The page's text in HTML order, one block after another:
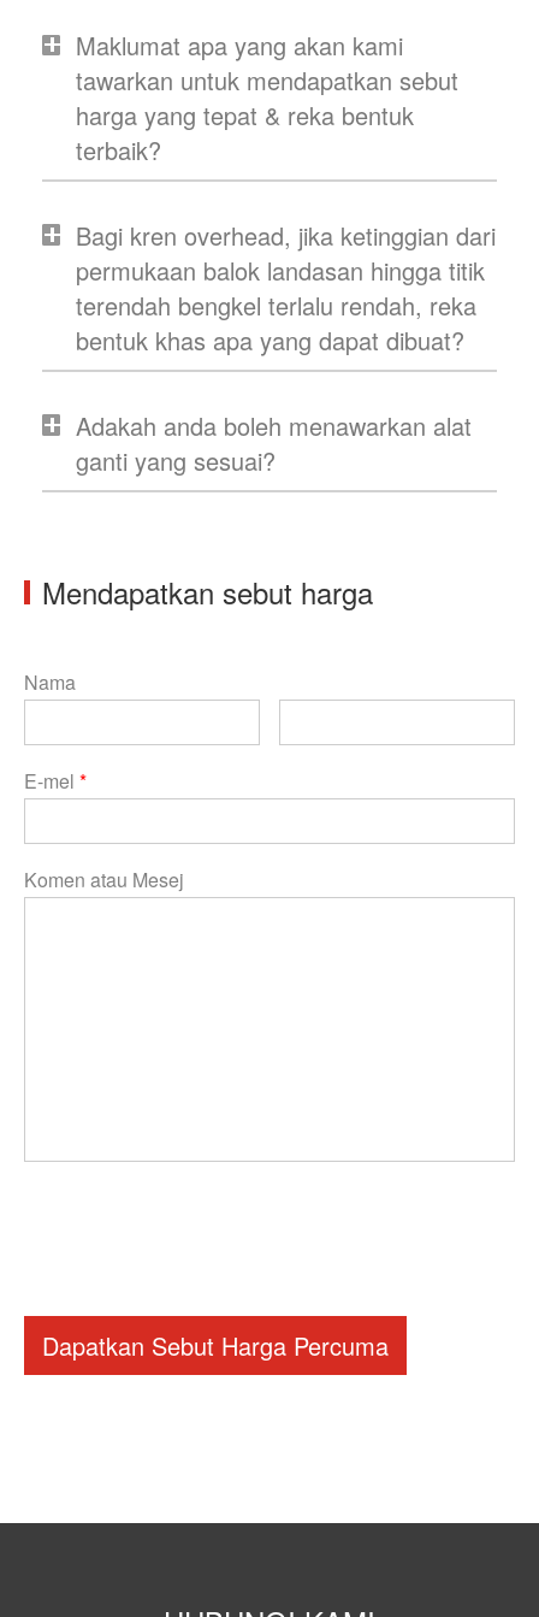
Maklumat apa yang akan kami
tawarkan untuk mendapatkan sebut
harga yang tepat & reka bentuk
terbaik?
Bagi kren overhead, jika ketinggian dari
permukaan balok landasan hingga titik
terendah bengkel terlalu rendah, reka
bentuk khas apa yang dapat dibuat?
Adakah anda boleh menawarkan alat
ganti yang sesuai?
Mendapatkan sebut harga
Nama
E-mel *
Komen atau Mesej
Dapatkan Sebut Harga Percuma